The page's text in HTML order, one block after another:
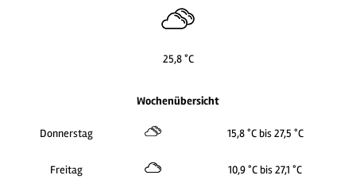
25,8 °C
Wochenübersicht
Donnerstag 15,8 °C bis 27,5 °C
Freitag 10,9 °C bis 27,1 °C